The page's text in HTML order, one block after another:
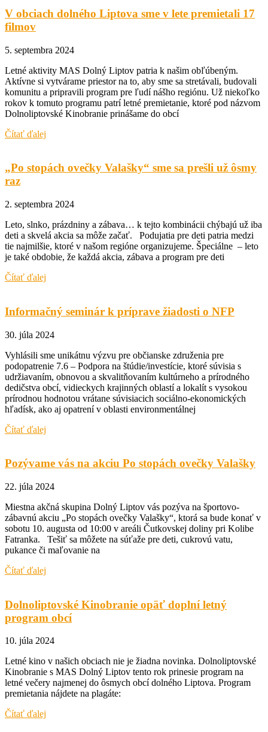
V obciach dolného Liptova sme v lete premietali 17
filmov
5. septembra 2024
Letné aktivity MAS Dolný Liptov patria k našim obľúbeným.
Aktívne si vytvárame priestor na to, aby sme sa stretávali, budovali
komunitu a pripravili program pre ľudí nášho regiónu. Už niekoľko
rokov k tomuto programu patrí letné premietanie, ktoré pod názvom
Dolnoliptovské Kinobranie prinášame do obcí
Čítať ďalej
„Po stopách ovečky Valašky“ sme sa prešli už ôsmy
raz
2. septembra 2024
Leto, slnko, prázdniny a zábava… k tejto kombinácii chýbajú už iba
deti a skvelá akcia sa môže začať. Podujatia pre deti patria medzi
tie najmilšie, ktoré v našom regióne organizujeme. Špeciálne – leto
je také obdobie, že každá akcia, zábava a program pre deti
Čítať ďalej
Informačný seminár k príprave žiadosti o NFP
30. júla 2024
Vyhlásili sme unikátnu výzvu pre občianske združenia pre
podopatrenie 7.6 – Podpora na štúdie/investície, ktoré súvisia s
udržiavaním, obnovou a skvalitňovaním kultúrneho a prírodného
dedičstva obcí, vidieckych krajinných oblastí a lokalít s vysokou
prírodnou hodnotou vrátane súvisiacich sociálno-ekonomických
hľadísk, ako aj opatrení v oblasti environmentálnej
Čítať ďalej
Pozývame vás na akciu Po stopách ovečky Valašky
22. júla 2024
Miestna akčná skupina Dolný Liptov vás pozýva na športovo-
zábavnú akciu „Po stopách ovečky Valašky“, ktorá sa bude konať v
sobotu 10. augusta od 10:00 v areáli Čutkovskej doliny pri Kolibe
Fatranka. Tešiť sa môžete na súťaže pre deti, cukrovú vatu,
pukance či maľovanie na
Čítať ďalej
Dolnoliptovské Kinobranie opäť doplní letný
program obcí
10. júla 2024
Letné kino v našich obciach nie je žiadna novinka. Dolnoliptovské
Kinobranie s MAS Dolný Liptov tento rok prinesie program na
letné večery najmenej do ôsmych obcí dolného Liptova. Program
premietania nájdete na plagáte:
Čítať ďalej